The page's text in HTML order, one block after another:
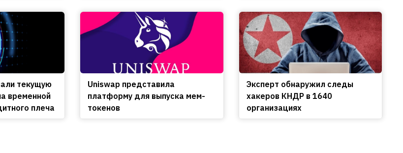
текущую
временной
плеча
Uniswap представила
платформу для выпуска мем-
токенов
Эксперт обнаружил следы
хакеров КНДР в 1640
организациях